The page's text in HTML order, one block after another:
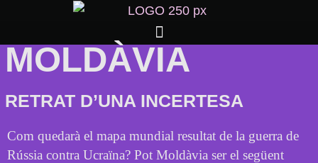
MOLDÀVIA
RETRAT D’UNA INCERTESA
Com quedarà el mapa mundial resultat de la guerra de
Rússia contra Ucraïna? Pot Moldàvia ser el següent